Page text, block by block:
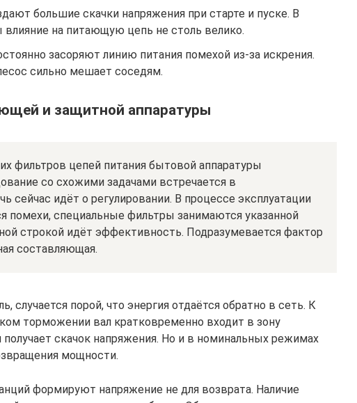
большие скачки напряжения при старте и пуске. В
влияние на питающую цепь не столь велико.
засоряют линию питания помехой из-за искрения.
сильно мешает соседям.
и защитной аппаратуры
фильтров цепей питания бытовой аппаратуры
со схожими задачами встречается в
сейчас идёт о регулировании. В процессе эксплуатации
помехи, специальные фильтры занимаются указанной
строкой идёт эффективность. Подразумевается фактор
составляющая.
случается порой, что энергия отдаётся обратно в сеть. К
торможении вал кратковременно входит в зону
получает скачок напряжения. Но и в номинальных режимах
мощности.
формируют напряжение не для возврата. Наличие